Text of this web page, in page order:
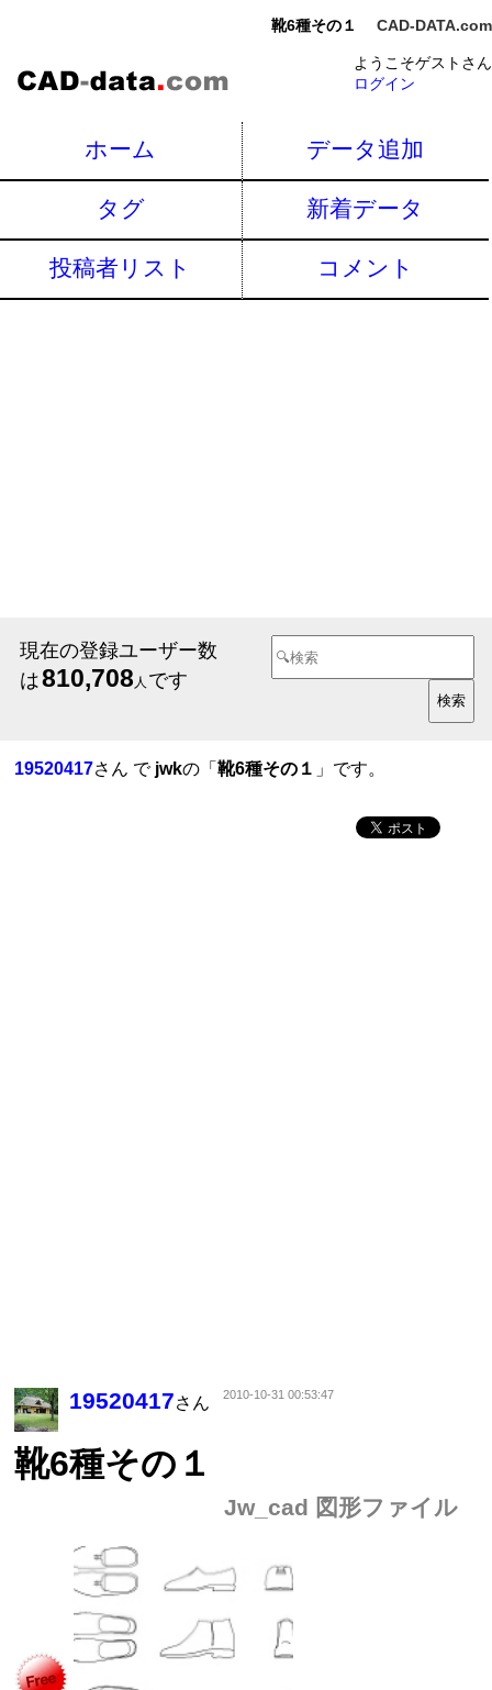
靴6種その１ CAD-DATA.com
ようこそゲストさん
ログイン
ホーム データ追加
タグ 新着データ
投稿者リスト コメント
現在の登録ユーザー数
は810,708 人 です
19520417さん で jwkの「靴6種その１ 」です。
19520417さん 2010-10-31 00:53:47
靴6種その１
Jw_cad 図形ファイル